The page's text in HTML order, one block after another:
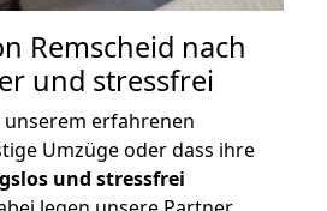
Remscheid nach
und stressfrei
erfahrenen
Umzüge oder dass ihre
und stressfrei